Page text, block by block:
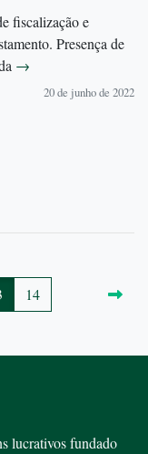
fiscalização e
Presença de
→
20 de junho de 2022
14
lucrativos fundado